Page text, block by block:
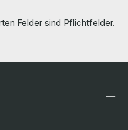
Felder sind Pflichtfelder.